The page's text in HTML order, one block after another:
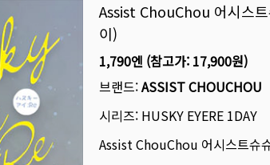
Assist ChouChou 어시스
이)
1,790엔 (참고가: 17,900원)
브랜드:ASSIST CHOUCHOU
시리즈: HUSKY EYERE 1DAY
Assist ChouChou 어시스트슈